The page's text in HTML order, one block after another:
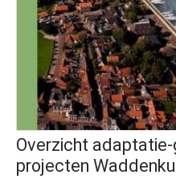
Overzicht
projecten